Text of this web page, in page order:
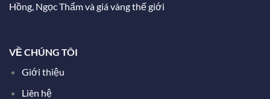
Hồng, Ngọc Thẩm và giá vàng thế giới
VỀ CHÚNG TÔI
Giới thiệu
Liên hệ